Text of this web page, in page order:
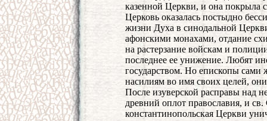
казенной Церкви, и она покрыла
Церковь оказалась постыдно
жизни Духа в синодальной
афонскими монахами, отдание
на растерзание войскам и
последнее ее унижение. Любят
государством. Но епископы сами
насилиям во имя своих целей,
После изуверской расправы над
древний оплот православия, и
константинопольская Церкви